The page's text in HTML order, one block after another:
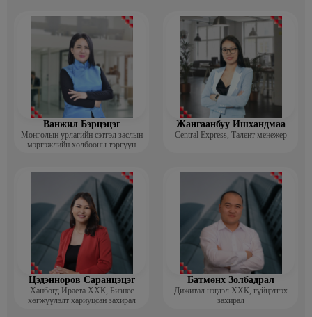
Ванжил Бэрцэцэг
Монголын урлагийн сэтгэл заслын
мэргэжлийн холбооны тэргүүн
Жангаанбуу Ишхандмаа
Central Express, Талент менежер
Цэдэнноров Саранцэцэг
Ханбогд Ираета ХХК, Бизнес
хөгжүүлэлт хариуцсан захирал
Батмөнх Золбадрал
Дижитал нэгдэл ХХК, гүйцэтгэх
захирал